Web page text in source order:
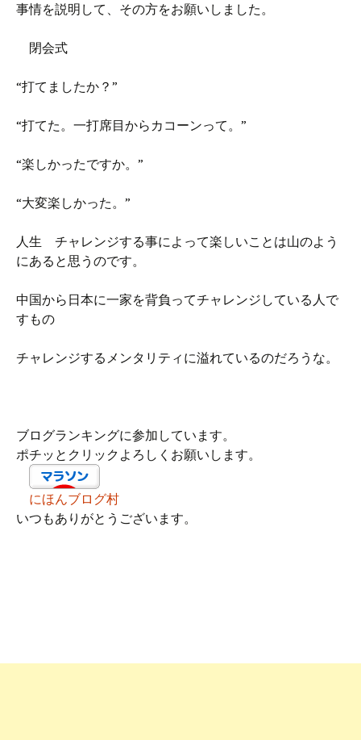
事情を説明して、その方をお願いしました。
閉会式
“打てましたか？”
“打てた。一打席目からカコーンって。”
“楽しかったですか。”
“大変楽しかった。”
人生 チャレンジする事によって楽しいことは山のよう
にあると思うのです。
中国から日本に一家を背負ってチャレンジしている人で
すもの
チャレンジするメンタリティに溢れているのだろうな。
ブログランキングに参加しています。
ポチッとクリックよろしくお願いします。
にほんブログ村
いつもありがとうございます。